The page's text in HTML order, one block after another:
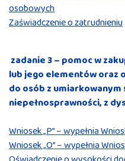
osobowych
Zaświadczenie o zatrudnieniu
zadanie 3 – pomoc w
lub jego elementów oraz
do osób z
niepełnosprawności, z
Wniosek „P” – wypełnia
Wniosek „O” – wypełnia